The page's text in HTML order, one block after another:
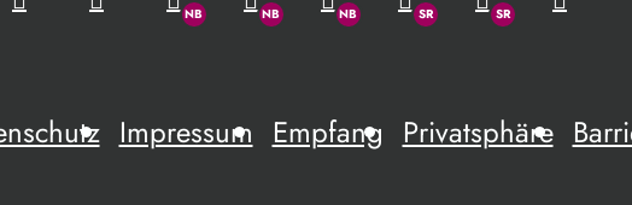
Impressum Empfang Privatsphäre